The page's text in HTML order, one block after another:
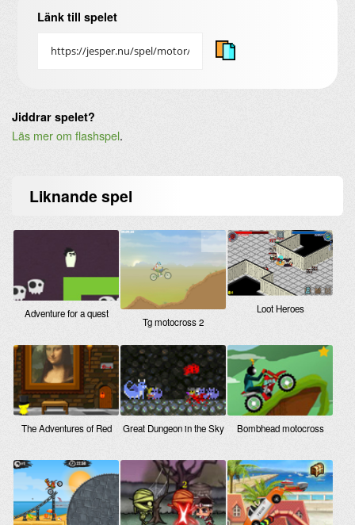
Länk till spelet
Jiddrar spelet?
Läs mer om flashspel.
Liknandespel
Adventure for a quest
Tg motocross 2
Loot Heroes
The Adventures of Red Great Dungeon in the Sky Bombhead motocross